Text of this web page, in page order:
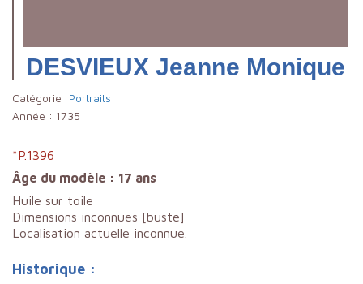
DESVIEUX Jeanne Monique
Catégorie: Portraits
Année : 1735
*P.1396
Âge du modèle : 17 ans
Huile sur toile
Dimensions inconnues [buste]
Localisation actuelle inconnue.
Historique :